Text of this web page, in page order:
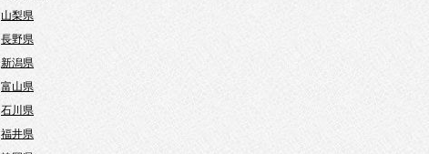
山梨県
長野県
新潟県
富山県
石川県
福井県